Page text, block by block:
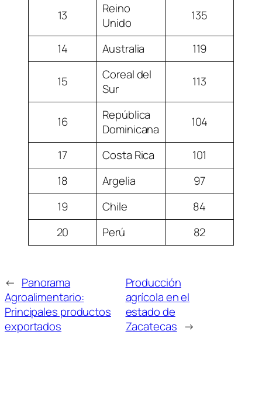
13
Reino
Unido
135
14 Australia 119
15
Coreal del
Sur
113
16
República
Dominicana
104
17 Costa Rica
101
18
Argelia
97
19
Chile
84
20
Perú 82
← Panorama
Agroalimentario:
Principales productos
exportados
Producción
agrícola en el
estado de
Zacatecas →